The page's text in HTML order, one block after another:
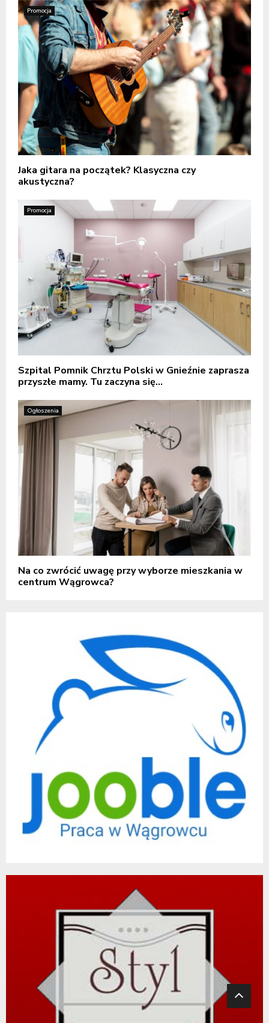
Promocja
Jaka gitara na początek? Klasyczna czy
akustyczna?
Promocja
Szpital Pomnik Chrztu Polski w Gnieźnie zaprasza
przyszłe mamy. Tu zaczyna się...
Ogłoszenia
Na co zwrócić uwagę przy wyborze mieszkania w
centrum Wągrowca?